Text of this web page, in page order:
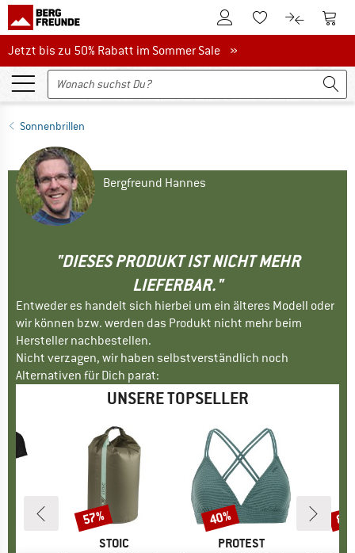
Zum KundenkontoZum Merkzettel.
Zum Zum
Jetzt bis zu 50% Rabatt im Sommer Sale
Jetzt bis zu 50% Rabatt im Sommer Sale »
Sonnenbrillen
Bergfreund Hannes
"DIESES PRODUKT IST NICHT MEHR
LIEFERBAR."
Entweder es handelt sich hierbei um ein älteres Modell oder
wir können bzw. werden das Produkt nicht mehr beim
Hersteller nachbestellen.
Nicht verzagen, wir haben selbstverständlich noch
Alternativen für Dich parat:
UNSERE TOPSELLER
MARKE
STOIC
Rabatt
57%
MARKE
PROTEST
Rabatt
40%